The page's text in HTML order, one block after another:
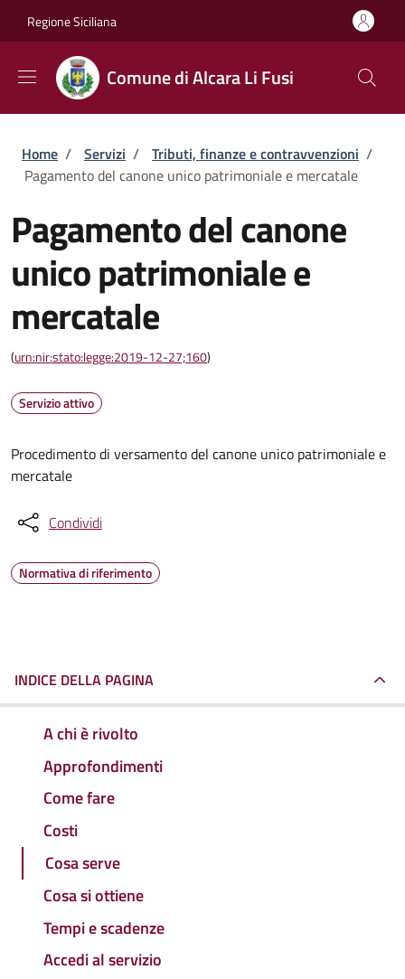
Regione Siciliana
Comune di Alcara Li Fusi
Briciole di pane
Home / Servizi / Tributi, finanze e contravvenzioni /
Pagamento del canone unico patrimoniale e mercatale
Pagamento del canone
unico patrimoniale e
mercatale
(urn:nir:stato:legge:2019-12-27;160)
Servizio attivo
Procedimento di versamento del canone unico patrimoniale e
mercatale
Condividi
Normativa di riferimento
INDICE DELLA PAGINA
A chi è rivolto
Approfondimenti
Come fare
Costi
Cosa serve
Cosa si ottiene
Tempi e scadenze
Accedi al servizio